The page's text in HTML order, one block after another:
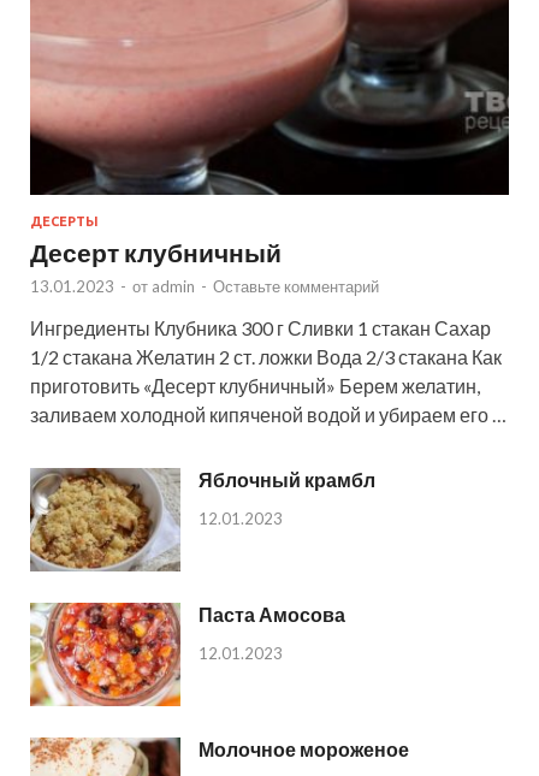
ДЕСЕРТЫ
Десерт клубничный
13.01.2023 - от admin - Оставьте комментарий
Ингредиенты Клубника 300 г Сливки 1 стакан Сахар
1/2 стакана Желатин 2 ст. ложки Вода 2/3 стакана Как
приготовить «Десерт клубничный» Берем желатин,
заливаем холодной кипяченой водой и убираем его …
Яблочный крамбл
12.01.2023
Паста Амосова
12.01.2023
Молочное мороженое